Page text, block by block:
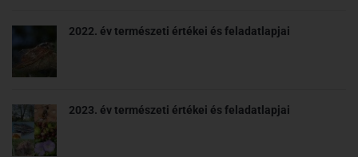
2022. év természeti értékei és feladatlapjai
2023. év természeti értékei és feladatlapjai